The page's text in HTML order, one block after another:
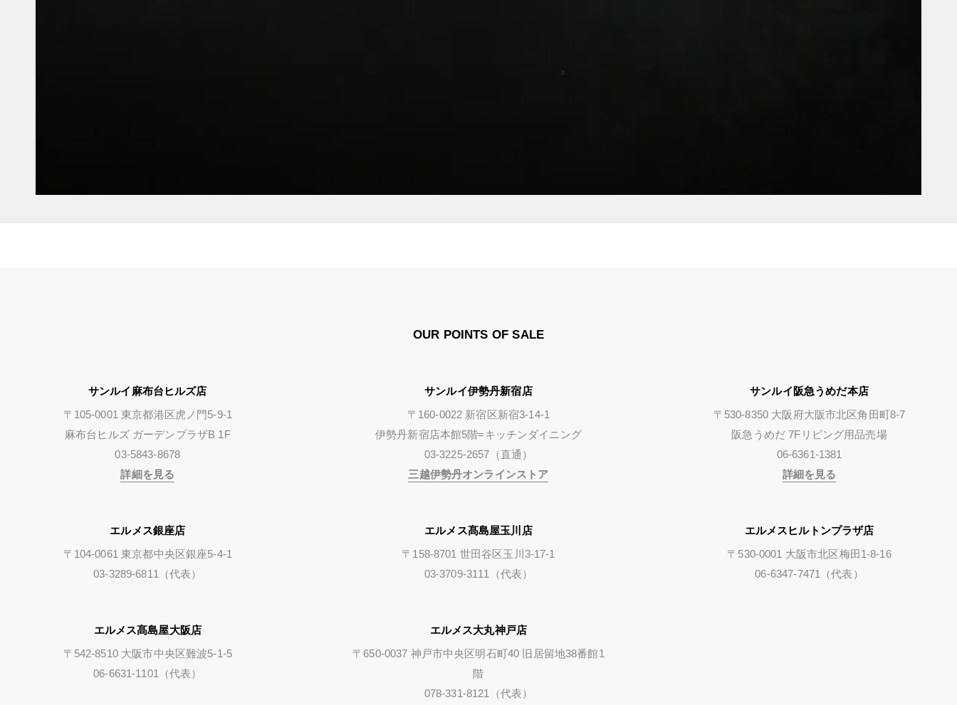
OUR POINTS OF SALE
サンルイ麻布台ヒルズ店
〒105-0001 東京都港区虎ノ門5-9-1
麻布台ヒルズ ガーデンプラザB 1F
03-5843-8678
詳細を見る
サンルイ伊勢丹新宿店
〒160-0022 新宿区新宿3-14-1
伊勢丹新宿店本館5階=キッチンダイニング
03-3225-2657（直通）
三越伊勢丹オンラインストア
サンルイ阪急うめだ本店
〒530-8350 大阪府大阪市北区角田町8-7
阪急うめだ 7Fリビング用品売場
06-6361-1381
詳細を見る
エルメス銀座店
〒104-0061 東京都中央区銀座5-4-1
03-3289-6811（代表）
エルメス髙島屋玉川店
〒158-8701 世田谷区玉川3-17-1
03-3709-3111（代表）
エルメスヒルトンプラザ店
〒530-0001 大阪市北区梅田1-8-16
06-6347-7471（代表）
エルメス髙島屋大阪店
〒542-8510 大阪市中央区難波5-1-5
06-6631-1101（代表）
エルメス大丸神戸店
〒650-0037 神戸市中央区明石町40 旧居留地38番館1
階
078-331-8121（代表）